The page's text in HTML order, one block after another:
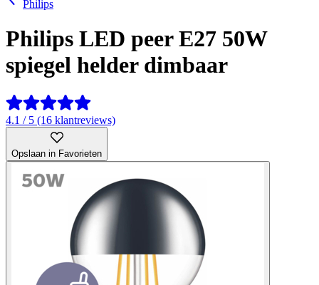
Philips
Philips LED peer E27 50W
spiegel helder dimbaar
4.1 / 5 (16 klantreviews)
Opslaan in Favorieten